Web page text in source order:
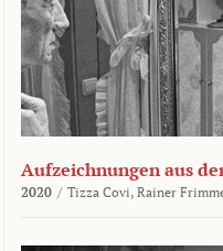
Aufzeichnungen aus
2020 / Tizza Covi, Rainer